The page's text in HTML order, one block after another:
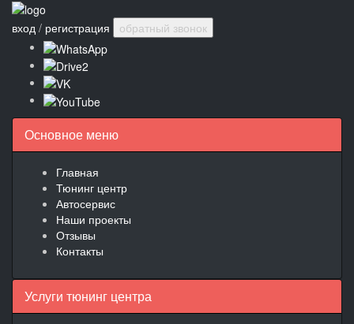
вход / регистрация обратный звонок
Основное меню
Главная
Тюнинг центр
Автосервис
Наши проекты
Отзывы
Контакты
Услуги тюнинг центра